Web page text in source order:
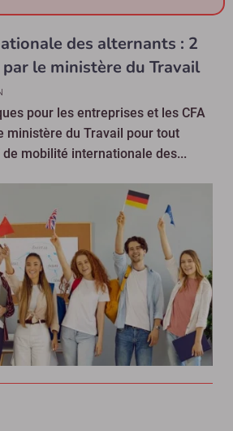
des alternants : 2
le ministère du Travail
pour les entreprises et les CFA
ministère du Travail pour tout
mobilité internationale des...